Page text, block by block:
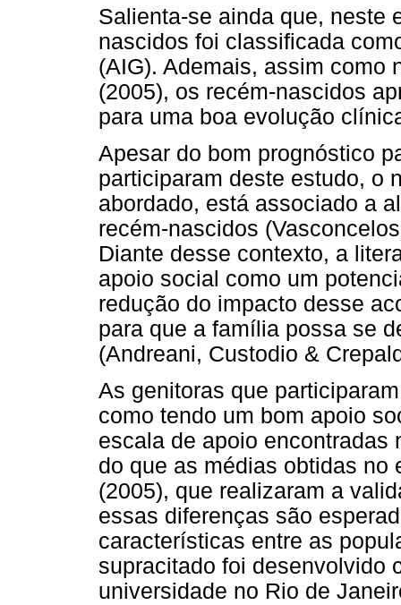
Salienta-se ainda que, neste
nascidos foi classificada
(AIG). Ademais, assim como
(2005), os recém-nascidos
para uma boa evolução
Apesar do bom prognóstico
participaram deste estudo, o
abordado, está associado a
recém-nascidos
Diante desse contexto, a
apoio social como um
redução do impacto desse
para que a família possa se
(Andreani, Custodio &
As genitoras que
como tendo um bom apoio
escala de apoio encontradas
do que as médias obtidas no
(2005), que realizaram a
essas diferenças são
características entre as
supracitado foi desenvolvido
universidade no Rio de